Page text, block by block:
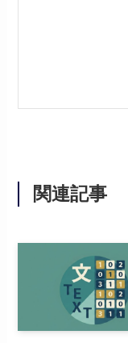
関連記事